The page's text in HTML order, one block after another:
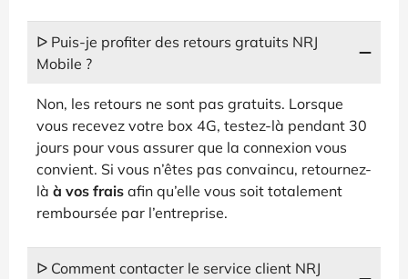
ᐅ Puis-je profiter des retours gratuits NRJ
Mobile ?
Non, les retours ne sont pas gratuits. Lorsque
vous recevez votre box 4G, testez-là pendant 30
jours pour vous assurer que la connexion vous
convient. Si vous n’êtes pas convaincu, retournez-
là à vos frais afin qu’elle vous soit totalement
remboursée par l’entreprise.
ᐅ Comment contacter le service client NRJ